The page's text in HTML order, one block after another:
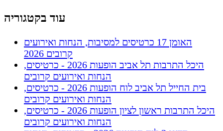
עוד בקטגוריה
האומן 17 כרטיסים למסיבות, הנחות ואירועים
קרובים 2026
היכל התרבות תל אביב הופעות 2026 - כרטיסים,
הנחות ואירועים קרובים
בית החייל תל אביב לוח הופעות 2026 - כרטיסים,
הנחות ואירועים קרובים
היכל התרבות ראשון לציון הופעות 2026 - כרטיסים,
הנחות ואירועים קרובים